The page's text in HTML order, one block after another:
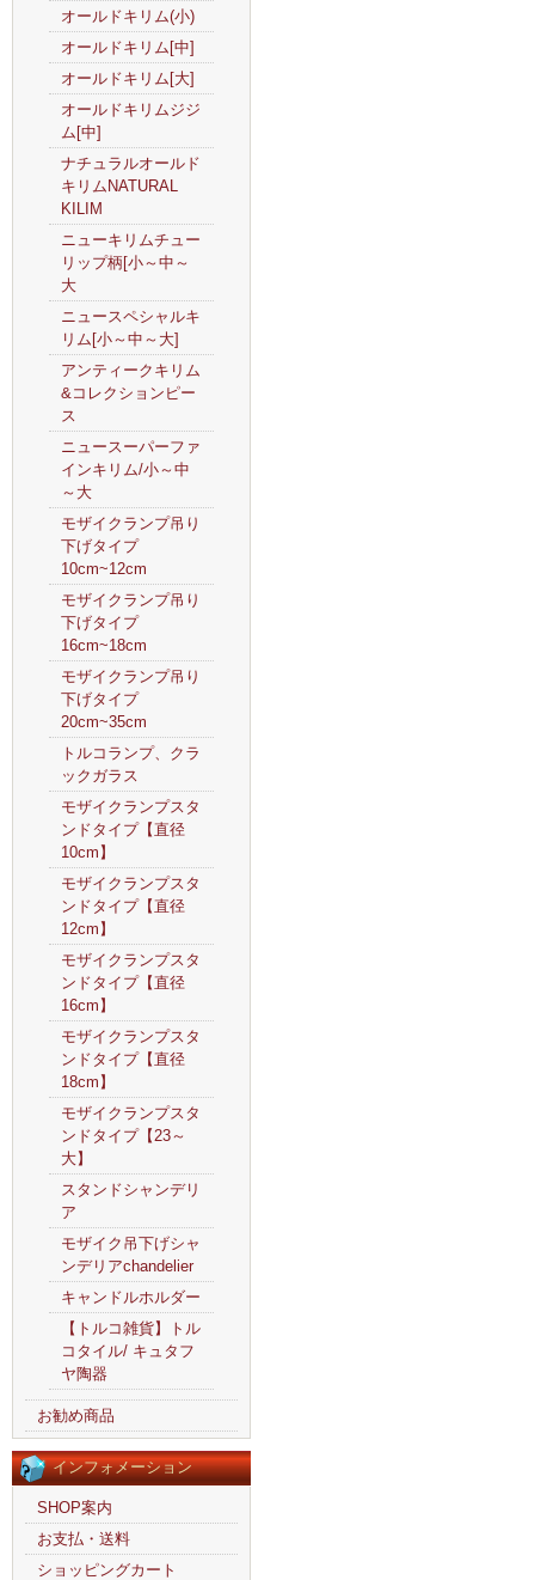
オールドキリム(小)
オールドキリム[中]
オールドキリム[大]
オールドキリムジジ
ム[中]
ナチュラルオールド
キリムNATURAL
KILIM
ニューキリムチュー
リップ柄[小～中～
大
ニュースペシャルキ
リム[小～中～大]
アンティークキリム
&コレクションピー
ス
ニュースーパーファ
インキリム/小～中
～大
モザイクランプ吊り
下げタイプ
10cm~12cm
モザイクランプ吊り
下げタイプ
16cm~18cm
モザイクランプ吊り
下げタイプ
20cm~35cm
トルコランプ、クラ
ックガラス
モザイクランプスタ
ンドタイプ【直径
10cm】
モザイクランプスタ
ンドタイプ【直径
12cm】
モザイクランプスタ
ンドタイプ【直径
16cm】
モザイクランプスタ
ンドタイプ【直径
18cm】
モザイクランプスタ
ンドタイプ【23～
大】
スタンドシャンデリ
ア
モザイク吊下げシャ
ンデリアchandelier
キャンドルホルダー
【トルコ雑貨】トル
コタイル/ キュタフ
ヤ陶器
お勧め商品
インフォメーション
SHOP案内
お支払・送料
ショッピングカート